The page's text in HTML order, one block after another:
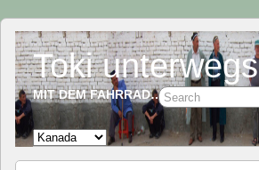
Toki unterwegs
MIT DEM FAHRRAD…